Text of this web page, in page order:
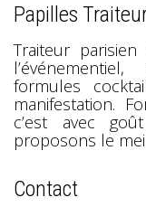
Papilles
Traiteur
formules
manifestation.
c’est avec
proposons le
Contact